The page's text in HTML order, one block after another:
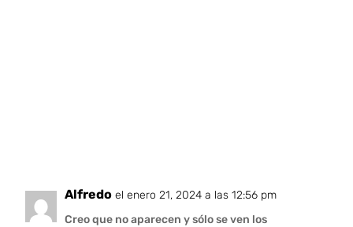
Alfredo el enero 21, 2024 a las 12:56 pm
Creo que no aparecen y sólo se ven los